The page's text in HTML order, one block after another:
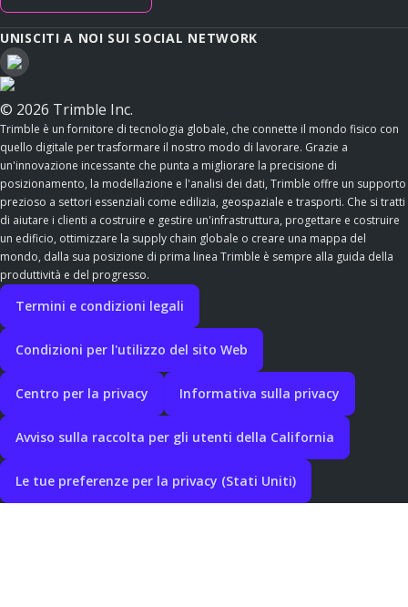
UNISCITI A NOI SUI SOCIAL NETWORK
© 2026 Trimble Inc.
Trimble è un fornitore di tecnologia globale, che connette il mondo fisico con
quello digitale per trasformare il nostro modo di lavorare. Grazie a
un'innovazione incessante che punta a migliorare la precisione di
posizionamento, la modellazione e l'analisi dei dati, Trimble offre un supporto
prezioso a settori essenziali come edilizia, geospaziale e trasporti. Che si tratti
di aiutare i clienti a costruire e gestire un'infrastruttura, progettare e costruire
un edificio, ottimizzare la supply chain globale o creare una mappa del
mondo, dalla sua posizione di prima linea Trimble è sempre alla guida della
produttività e del progresso.
Termini e condizioni legali
Condizioni per l'utilizzo del sito Web
Centro per la privacy Informativa sulla privacy
Avviso sulla raccolta per gli utenti della California
Le tue preferenze per la privacy (Stati Uniti)